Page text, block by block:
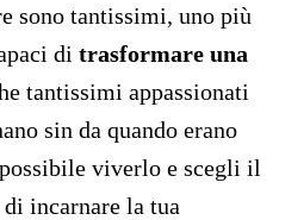
sono tantissimi, uno più
di trasformare una
tantissimi appassionati
sin da quando erano
viverlo e scegli il
incarnare la tua